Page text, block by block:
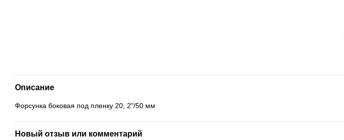
Описание
Форсунка боковая под пленку 20, 2"/50 мм
Новый отзыв или комментарий